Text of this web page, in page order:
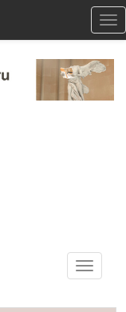
Toggle
navigation